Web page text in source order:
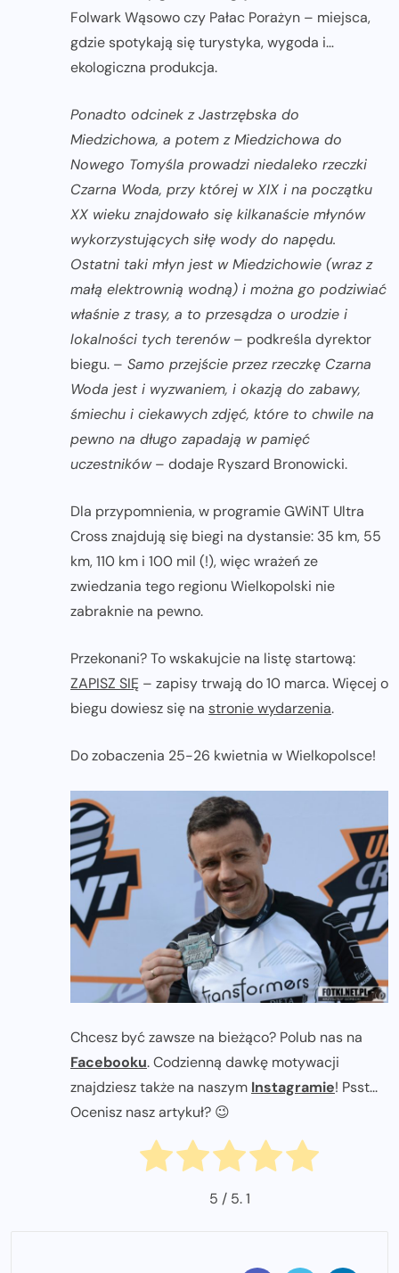
Folwark Wąsowo czy Pałac Porażyn – miejsca,
gdzie spotykają się turystyka, wygoda i…
ekologiczna produkcja.
Ponadto odcinek z Jastrzębska do
Miedzichowa, a potem z Miedzichowa do
Nowego Tomyśla prowadzi niedaleko rzeczki
Czarna Woda, przy której w XIX i na początku
XX wieku znajdowało się kilkanaście młynów
wykorzystujących siłę wody do napędu.
Ostatni taki młyn jest w Miedzichowie (wraz z
małą elektrownią wodną) i można go podziwiać
właśnie z trasy, a to przesądza o urodzie i
lokalności tych terenów– podkreśla dyrektor
biegu. – Samo przejście przez rzeczkę Czarna
Woda jest i wyzwaniem, i okazją do zabawy,
śmiechu i ciekawych zdjęć, które to chwile na
pewno na długo zapadają w pamięć
uczestników– dodaje Ryszard Bronowicki.
Dla przypomnienia, w programie GWiNT Ultra
Cross znajdują się biegi na dystansie: 35 km, 55
km, 110 km i 100 mil (!), więc wrażeń ze
zwiedzania tego regionu Wielkopolski nie
zabraknie na pewno.
Przekonani? To wskakujcie na listę startową:
ZAPISZ SIĘ – zapisy trwają do 10 marca. Więcej o
biegu dowiesz się na stronie wydarzenia.
Do zobaczenia 25-26 kwietnia w Wielkopolsce!
Chcesz być zawsze na bieżąco? Polub nas na
Facebooku. Codzienną dawkę motywacji
znajdziesz także na naszym Instagramie! Psst...
Ocenisz nasz artykuł? 😉
5 / 5.1